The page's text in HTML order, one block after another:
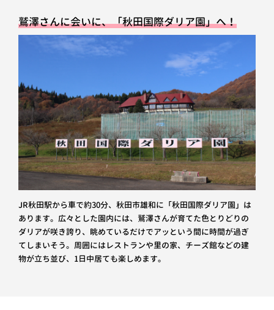
鷲澤さんに会いに、「秋田国際ダリア園」へ！
JR秋田駅から車で約30分、秋田市雄和に「秋田国際ダリア園」は
あります。広々とした園内には、鷲澤さんが育てた色とりどりの
ダリアが咲き誇り、眺めているだけでアッという間に時間が過ぎ
てしまいそう。周囲にはレストランや里の家、チーズ館などの建
物が立ち並び、1日中居ても楽しめます。